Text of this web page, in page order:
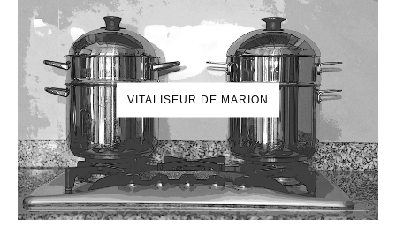
VITALISEUR DE MARION